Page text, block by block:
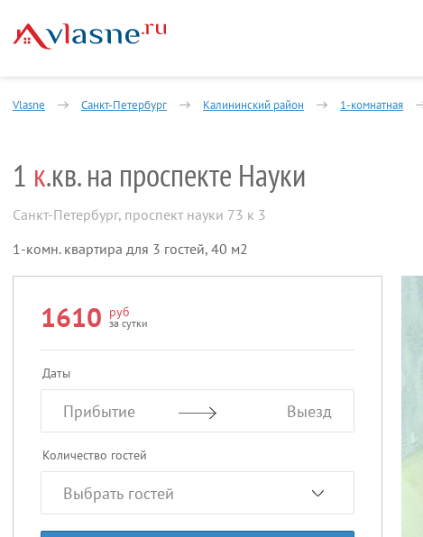
Vlasne Санкт-Петербург Калининский район 1-комнатная
1 к.кв. на проспекте Науки
Санкт-Петербург, проспект науки 73 к 3
1-комн. квартира для 3 гостей, 40 м2
1610 руб
за сутки
Даты
Прибытие Выезд
Количество гостей